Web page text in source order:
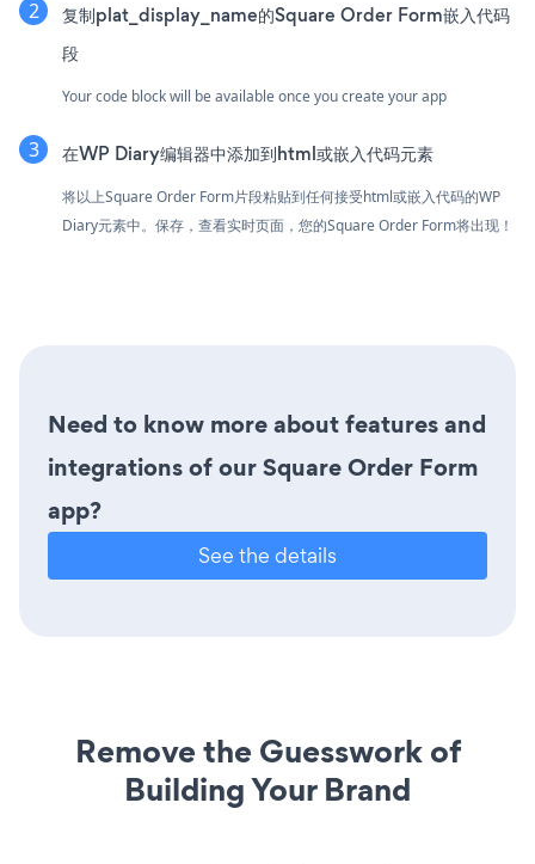
复制plat_display_name的Square Order Form嵌入代码
段
Your code block will be available once you create your app
在WP Diary编辑器中添加到html或嵌入代码元素
将以上Square Order Form片段粘贴到任何接受html或嵌入代码的WP
Diary元素中。保存，查看实时页面，您的Square Order Form将出现！
Need to know more about features and
integrations of our Square Order Form
app?
See the details
Remove the Guesswork of
Building Your Brand